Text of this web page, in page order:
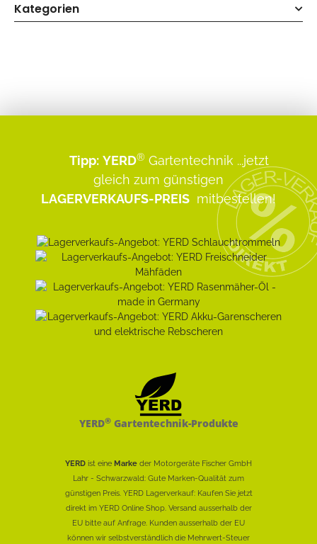
Kategorien
Tipp: YERD® Gartentechnik ...jetzt
gleich zum günstigen
LAGERVERKAUFS-PREIS mitbestellen!
YERD®Gartentechnik-Produkte
YERD ist eine Marke der Motorgeräte Fischer GmbH
Lahr - Schwarzwald: Gute Marken-Qualität zum
günstigen Preis. YERD Lagerverkauf: Kaufen Sie jetzt
direkt im YERD Online Shop. Versand ausserhalb der
EU bitte auf Anfrage. Kunden ausserhalb der EU
können wir selbstverständlich die Mehrwert-Steuer